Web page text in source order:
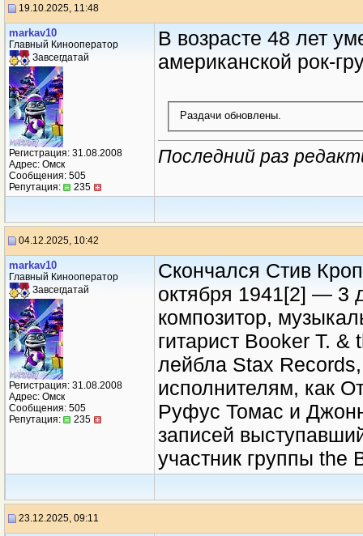
19.10.2025, 11:48
markav10
Главный Кинооператор
Завсегдатай
Регистрация: 31.08.2008
Адрес: Омск
Сообщения: 505
Репутация:
235
В возрасте 48 лет
американской рок-
Раздачи обновлены.
Последний раз
04.12.2025, 10:42
markav10
Главный Кинооператор
Завсегдатай
Регистрация: 31.08.2008
Адрес: Омск
Сообщения: 505
Репутация:
235
Скончался Стив
октября 1941[2] — 3
композитор,
гитарист Booker T.
лейбла Stax
исполнителям, как
Руфус Томас и
записей
участник группы the
23.12.2025, 09:11